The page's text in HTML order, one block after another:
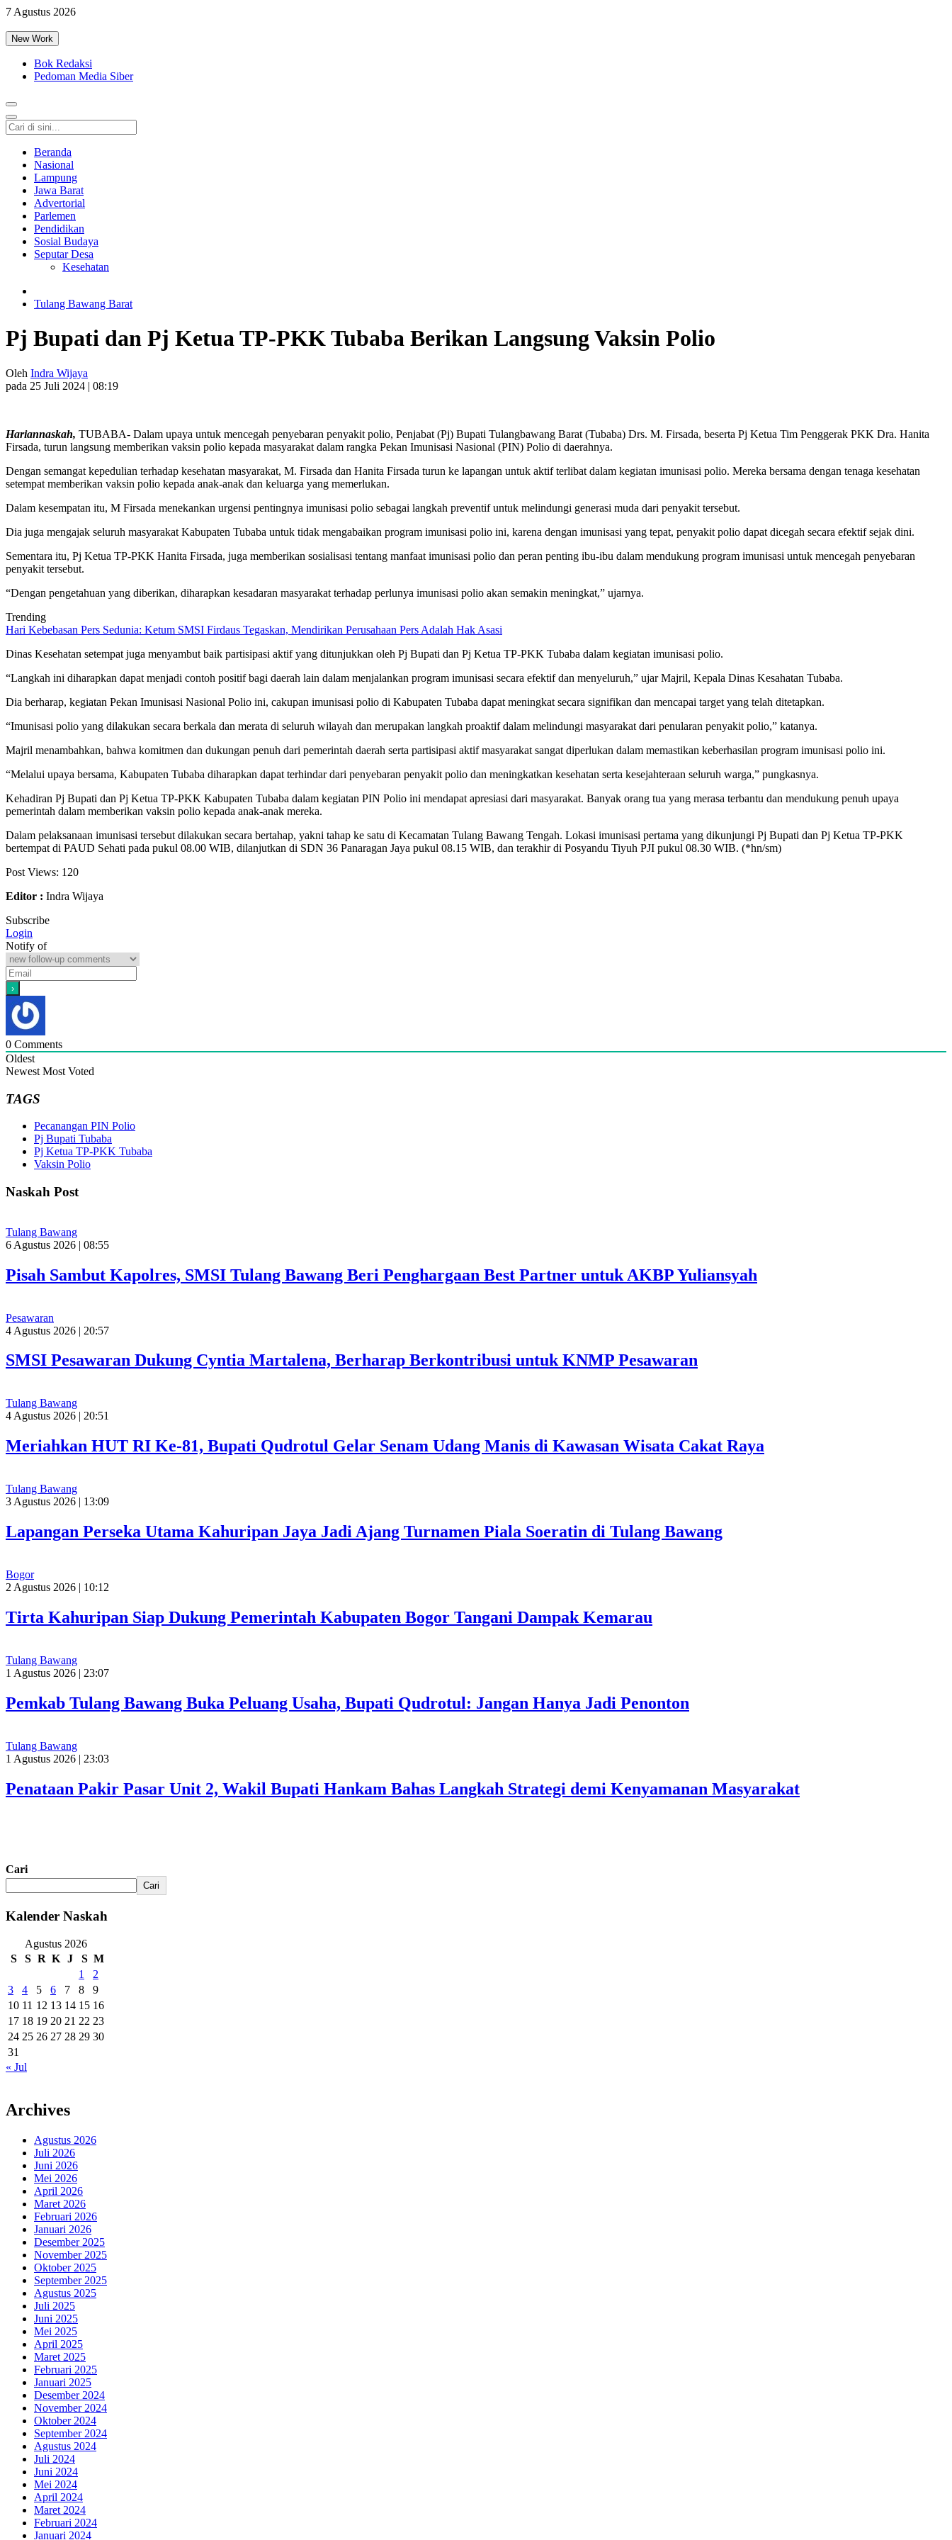
7 Agustus 2026
New Work
Bok Redaksi
Pedoman Media Siber
Beranda
Nasional
Lampung
Jawa Barat
Advertorial
Parlemen
Pendidikan
Sosial Budaya
Seputar Desa
Kesehatan
Tulang Bawang Barat
Pj Bupati dan Pj Ketua TP-PKK Tubaba Berikan Langsung Vaksin Polio
Oleh Indra Wijaya
pada 25 Juli 2024 | 08:19
Hariannaskah, TUBABA- Dalam upaya untuk mencegah penyebaran penyakit polio, Penjabat (Pj) Bupati Tulangbawang Barat (Tubaba) Drs. M. Firsada, beserta Pj Ketua Tim Penggerak PKK Dra. Hanita
Firsada, turun langsung memberikan vaksin polio kepada masyarakat dalam rangka Pekan Imunisasi Nasional (PIN) Polio di daerahnya.
Dengan semangat kepedulian terhadap kesehatan masyarakat, M. Firsada dan Hanita Firsada turun ke lapangan untuk aktif terlibat dalam kegiatan imunisasi polio. Mereka bersama dengan tenaga kesehatan
setempat memberikan vaksin polio kepada anak-anak dan keluarga yang memerlukan.
Dalam kesempatan itu, M Firsada menekankan urgensi pentingnya imunisasi polio sebagai langkah preventif untuk melindungi generasi muda dari penyakit tersebut.
Dia juga mengajak seluruh masyarakat Kabupaten Tubaba untuk tidak mengabaikan program imunisasi polio ini, karena dengan imunisasi yang tepat, penyakit polio dapat dicegah secara efektif sejak dini.
Sementara itu, Pj Ketua TP-PKK Hanita Firsada, juga memberikan sosialisasi tentang manfaat imunisasi polio dan peran penting ibu-ibu dalam mendukung program imunisasi untuk mencegah penyebaran
penyakit tersebut.
“Dengan pengetahuan yang diberikan, diharapkan kesadaran masyarakat terhadap perlunya imunisasi polio akan semakin meningkat,” ujarnya.
Trending
Hari Kebebasan Pers Sedunia: Ketum SMSI Firdaus Tegaskan, Mendirikan Perusahaan Pers Adalah Hak Asasi
Dinas Kesehatan setempat juga menyambut baik partisipasi aktif yang ditunjukkan oleh Pj Bupati dan Pj Ketua TP-PKK Tubaba dalam kegiatan imunisasi polio.
“Langkah ini diharapkan dapat menjadi contoh positif bagi daerah lain dalam menjalankan program imunisasi secara efektif dan menyeluruh,” ujar Majril, Kepala Dinas Kesahatan Tubaba.
Dia berharap, kegiatan Pekan Imunisasi Nasional Polio ini, cakupan imunisasi polio di Kabupaten Tubaba dapat meningkat secara signifikan dan mencapai target yang telah ditetapkan.
“Imunisasi polio yang dilakukan secara berkala dan merata di seluruh wilayah dan merupakan langkah proaktif dalam melindungi masyarakat dari penularan penyakit polio,” katanya.
Majril menambahkan, bahwa komitmen dan dukungan penuh dari pemerintah daerah serta partisipasi aktif masyarakat sangat diperlukan dalam memastikan keberhasilan program imunisasi polio ini.
“Melalui upaya bersama, Kabupaten Tubaba diharapkan dapat terhindar dari penyebaran penyakit polio dan meningkatkan kesehatan serta kesejahteraan seluruh warga,” pungkasnya.
Kehadiran Pj Bupati dan Pj Ketua TP-PKK Kabupaten Tubaba dalam kegiatan PIN Polio ini mendapat apresiasi dari masyarakat. Banyak orang tua yang merasa terbantu dan mendukung penuh upaya
pemerintah dalam memberikan vaksin polio kepada anak-anak mereka.
Dalam pelaksanaan imunisasi tersebut dilakukan secara bertahap, yakni tahap ke satu di Kecamatan Tulang Bawang Tengah. Lokasi imunisasi pertama yang dikunjungi Pj Bupati dan Pj Ketua TP-PKK
bertempat di PAUD Sehati pada pukul 08.00 WIB, dilanjutkan di SDN 36 Panaragan Jaya pukul 08.15 WIB, dan terakhir di Posyandu Tiyuh PJI pukul 08.30 WIB. (*hn/sm)
Post Views: 120
Editor : Indra Wijaya
Subscribe
Login
Notify of
0 Comments
Oldest
Newest Most Voted
TAGS
Pecanangan PIN Polio
Pj Bupati Tubaba
Pj Ketua TP-PKK Tubaba
Vaksin Polio
Naskah Post
Tulang Bawang
6 Agustus 2026 | 08:55
Pisah Sambut Kapolres, SMSI Tulang Bawang Beri Penghargaan Best Partner untuk AKBP Yuliansyah
Pesawaran
4 Agustus 2026 | 20:57
SMSI Pesawaran Dukung Cyntia Martalena, Berharap Berkontribusi untuk KNMP Pesawaran
Tulang Bawang
4 Agustus 2026 | 20:51
Meriahkan HUT RI Ke-81, Bupati Qudrotul Gelar Senam Udang Manis di Kawasan Wisata Cakat Raya
Tulang Bawang
3 Agustus 2026 | 13:09
Lapangan Perseka Utama Kahuripan Jaya Jadi Ajang Turnamen Piala Soeratin di Tulang Bawang
Bogor
2 Agustus 2026 | 10:12
Tirta Kahuripan Siap Dukung Pemerintah Kabupaten Bogor Tangani Dampak Kemarau
Tulang Bawang
1 Agustus 2026 | 23:07
Pemkab Tulang Bawang Buka Peluang Usaha, Bupati Qudrotul: Jangan Hanya Jadi Penonton
Tulang Bawang
1 Agustus 2026 | 23:03
Penataan Pakir Pasar Unit 2, Wakil Bupati Hankam Bahas Langkah Strategi demi Kenyamanan Masyarakat
Cari
Cari
Kalender Naskah
Agustus 2026
S
S R K J S M
1
2
3
4 5 6 7 8
9
10 11 12 13 14 15 16
17 18 19 20 21 22 23
24 25 26 27 28 29 30
31
« Jul
Archives
Agustus 2026
Juli 2026
Juni 2026
Mei 2026
April 2026
Maret 2026
Februari 2026
Januari 2026
Desember 2025
November 2025
Oktober 2025
September 2025
Agustus 2025
Juli 2025
Juni 2025
Mei 2025
April 2025
Maret 2025
Februari 2025
Januari 2025
Desember 2024
November 2024
Oktober 2024
September 2024
Agustus 2024
Juli 2024
Juni 2024
Mei 2024
April 2024
Maret 2024
Februari 2024
Januari 2024